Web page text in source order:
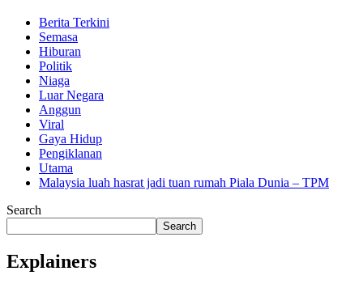
Berita Terkini
Semasa
Hiburan
Politik
Niaga
Luar Negara
Anggun
Viral
Gaya Hidup
Pengiklanan
Utama
Malaysia luah hasrat jadi tuan rumah Piala Dunia – TPM
Search
Search
Explainers